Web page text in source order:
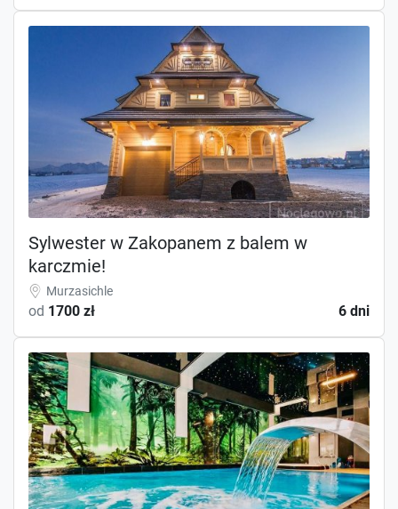
Sylwester w Zakopanem z balem w
karczmie!
Murzasichle
od 1700 zł 6 dni